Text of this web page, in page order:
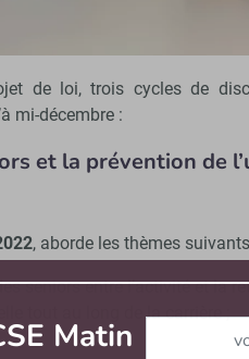
de loi, trois cycles de
mi-décembre :
et la prévention de
, aborde les thèmes
seniors entre l’activité et la
tout au long de la carrière ;
Matin Abonnez-